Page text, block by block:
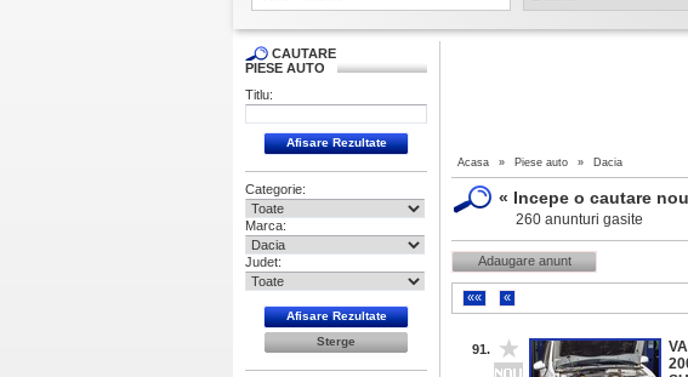
CAUTARE
PIESE AUTO
Titlu:
Categorie:
Marca:
Judet:
Acasa » Piese auto » Dacia
« Incepe o cautare
260 anunturi gasite
Adaugare anunt
«« «
91.